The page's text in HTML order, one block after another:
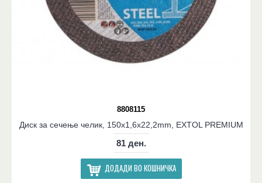
8808115
Диск за сечење челик, 150x1,6x22,2mm, EXTOL PREMIUM
81 ден.
ДОДАДИ ВО КОШНИЧКА